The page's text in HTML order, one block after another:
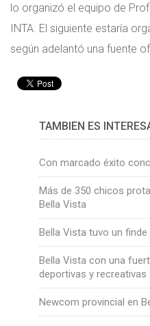
lo organizó el equipo de
INTA. El siguiente estaría
según adelantó una fuente
TAMBIÉN ES
Con marcado éxito
Más de 350 chicos
Bella Vista
Bella Vista tuvo un
Bella Vista con una
deportivas y recreativas
Newcom provincial en